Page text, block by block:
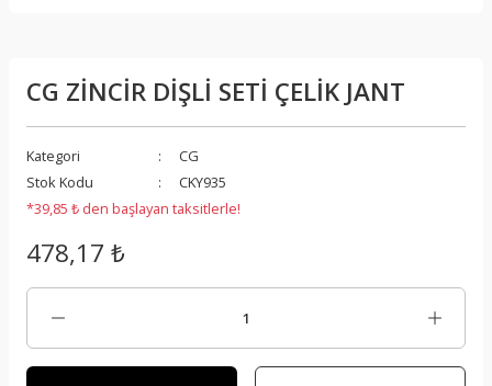
CG ZİNCİR DİŞLİ SETİ ÇELİK JANT
Kategori
CG
Stok Kodu
CKY935
*39,85 ₺ den başlayan taksitlerle!
478,17 ₺